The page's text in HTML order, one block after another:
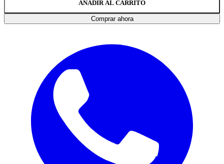
AÑADIR AL CARRITO
Comprar ahora